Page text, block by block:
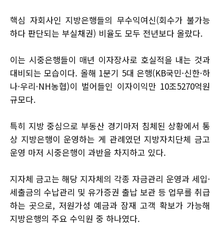
핵심 자회사인 지방은행들의 무수익여신(회수가 불가능
하다 판단되는 부실채권) 비율도 모두 전년보다 올랐다.
이는 시중은행들이 매년 이자장사로 호실적을 내는 것과
대비되는 모습이다. 올해 1분기 5대 은행(KB국민·신한·하
나·우리·NH농협)이 벌어들인 이자이익만 10조5270억원
규모다.
특히 지방 중심으로 부동산 경기마저 침체된 상황에서 통
상 지방은행이 운영하는 게 관례였던 지방자치단체 금고
운영 마저 시중은행이 과반을 차지하고 있다.
지자체 금고는 해당 지자체의 각종 자금관리 운영과 세입·
세출금의 수납관리 및 유가증권 출납 보관 등 업무를 취급
하는 곳으로, 저원가성 예금과 잠재 고객 확보가 가능해
지방은행의 주요 수익원 중 하나였다.